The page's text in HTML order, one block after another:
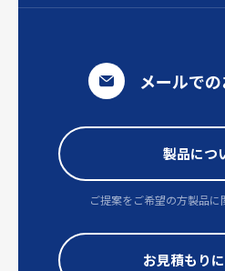
メールで
製品につ
ご提案をご希望の方製品に
お見積もり